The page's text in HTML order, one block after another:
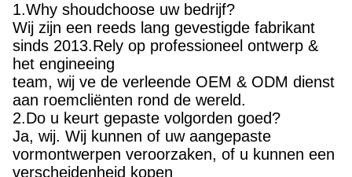
1.Why shoudchoose uw bedrijf?
Wij zijn een reeds lang gevestigde fabrikant
sinds 2013.Rely op professioneel ontwerp &
het engineeing
team, wij ve de verleende OEM & ODM dienst
aan roemcliënten rond de wereld.
2.Do u keurt gepaste volgorden goed?
Ja, wij. Wij kunnen of uw aangepaste
vormontwerpen veroorzaken, of u kunnen een
verscheidenheid kopen